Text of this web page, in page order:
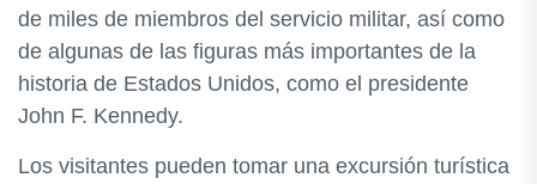
de miles de miembros del servicio militar, así como
de algunas de las figuras más importantes de la
historia de Estados Unidos, como el presidente
John F. Kennedy.
Los visitantes pueden tomar una excursión turística